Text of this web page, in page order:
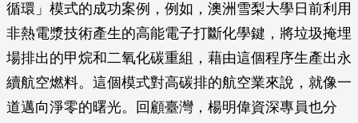
循環」模式的成功案例，例如，澳洲雪梨大學日前利用
非熱電漿技術產生的高能電子打斷化學鍵，將垃圾掩埋
場排出的甲烷和二氧化碳重組，藉由這個程序生產出永
續航空燃料。這個模式對高碳排的航空業來說，就像一
道邁向淨零的曙光。回顧臺灣，楊明偉資深專員也分